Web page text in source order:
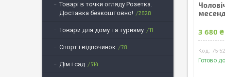
3 680 ₴
75-
Готово
Товарі в точки огляду Розетка.
Доставка безкоштовно!
2828
Товари для дому та туризму 11
Спорт і відпочинок 78
Дім і сад 514